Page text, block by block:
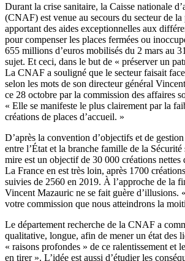
Durant la crise sanitaire, la Caisse nationale
(CNAF) est venue au secours du secteur de la
apportant des aides exceptionnelles aux
pour compenser les places fermées ou
655 millions d’euros mobilisés du 2 mars au
sujet. Et ceci, dans le but de « préserver un
La CNAF a souligné que le secteur faisait
selon les mots de son directeur général
ce 28 octobre par la commission des affaires
« Elle se manifeste le plus clairement par la
créations de places d’accueil. »
D’après la convention d’objectifs et de
entre l’État et la branche famille de la
mire est un objectif de 30 000 créations nettes
La France en est très loin, après 1700
suivies de 2560 en 2019. À l’approche de la
Vincent Mazauric ne se fait guère d’illusions.
votre commission que nous atteindrons la
Le département recherche de la CNAF a
qualitative, longue, afin de mener un état des
« raisons profondes » de ce ralentissement et
en tirer ». L’idée est aussi d’étudier les